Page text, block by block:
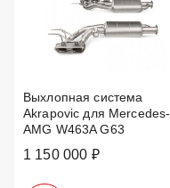
Выхлопная система
Akrapovic для Mercedes-
AMG W463A G63
1 150 000 ₽